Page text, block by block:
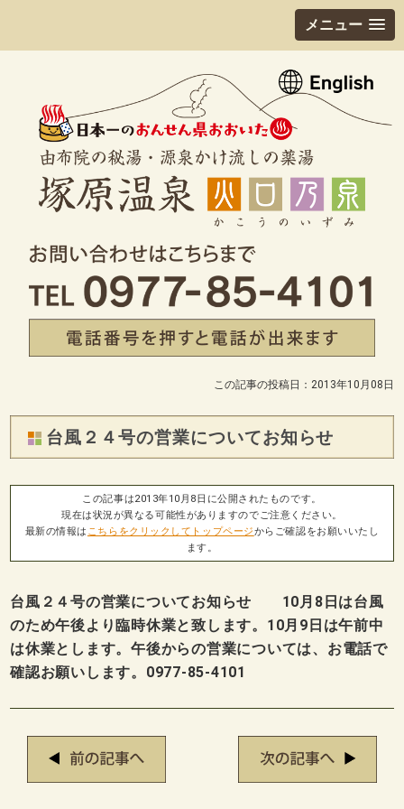
メニュー
この記事の投稿日：2013年10月08日
台風２４号の営業についてお知らせ
この記事は2013年10月8日に公開されたものです。
現在は状況が異なる可能性がありますのでご注意ください。
最新の情報は こちらをクリックしてトップページからご確認をお願いいたし
ます。
台風２４号の営業についてお知らせ 10月8日は台風
のため午後より臨時休業と致します。10月9日は午前中
は休業とします。午後からの営業については、お電話で
確認お願いします。0977-85-4101